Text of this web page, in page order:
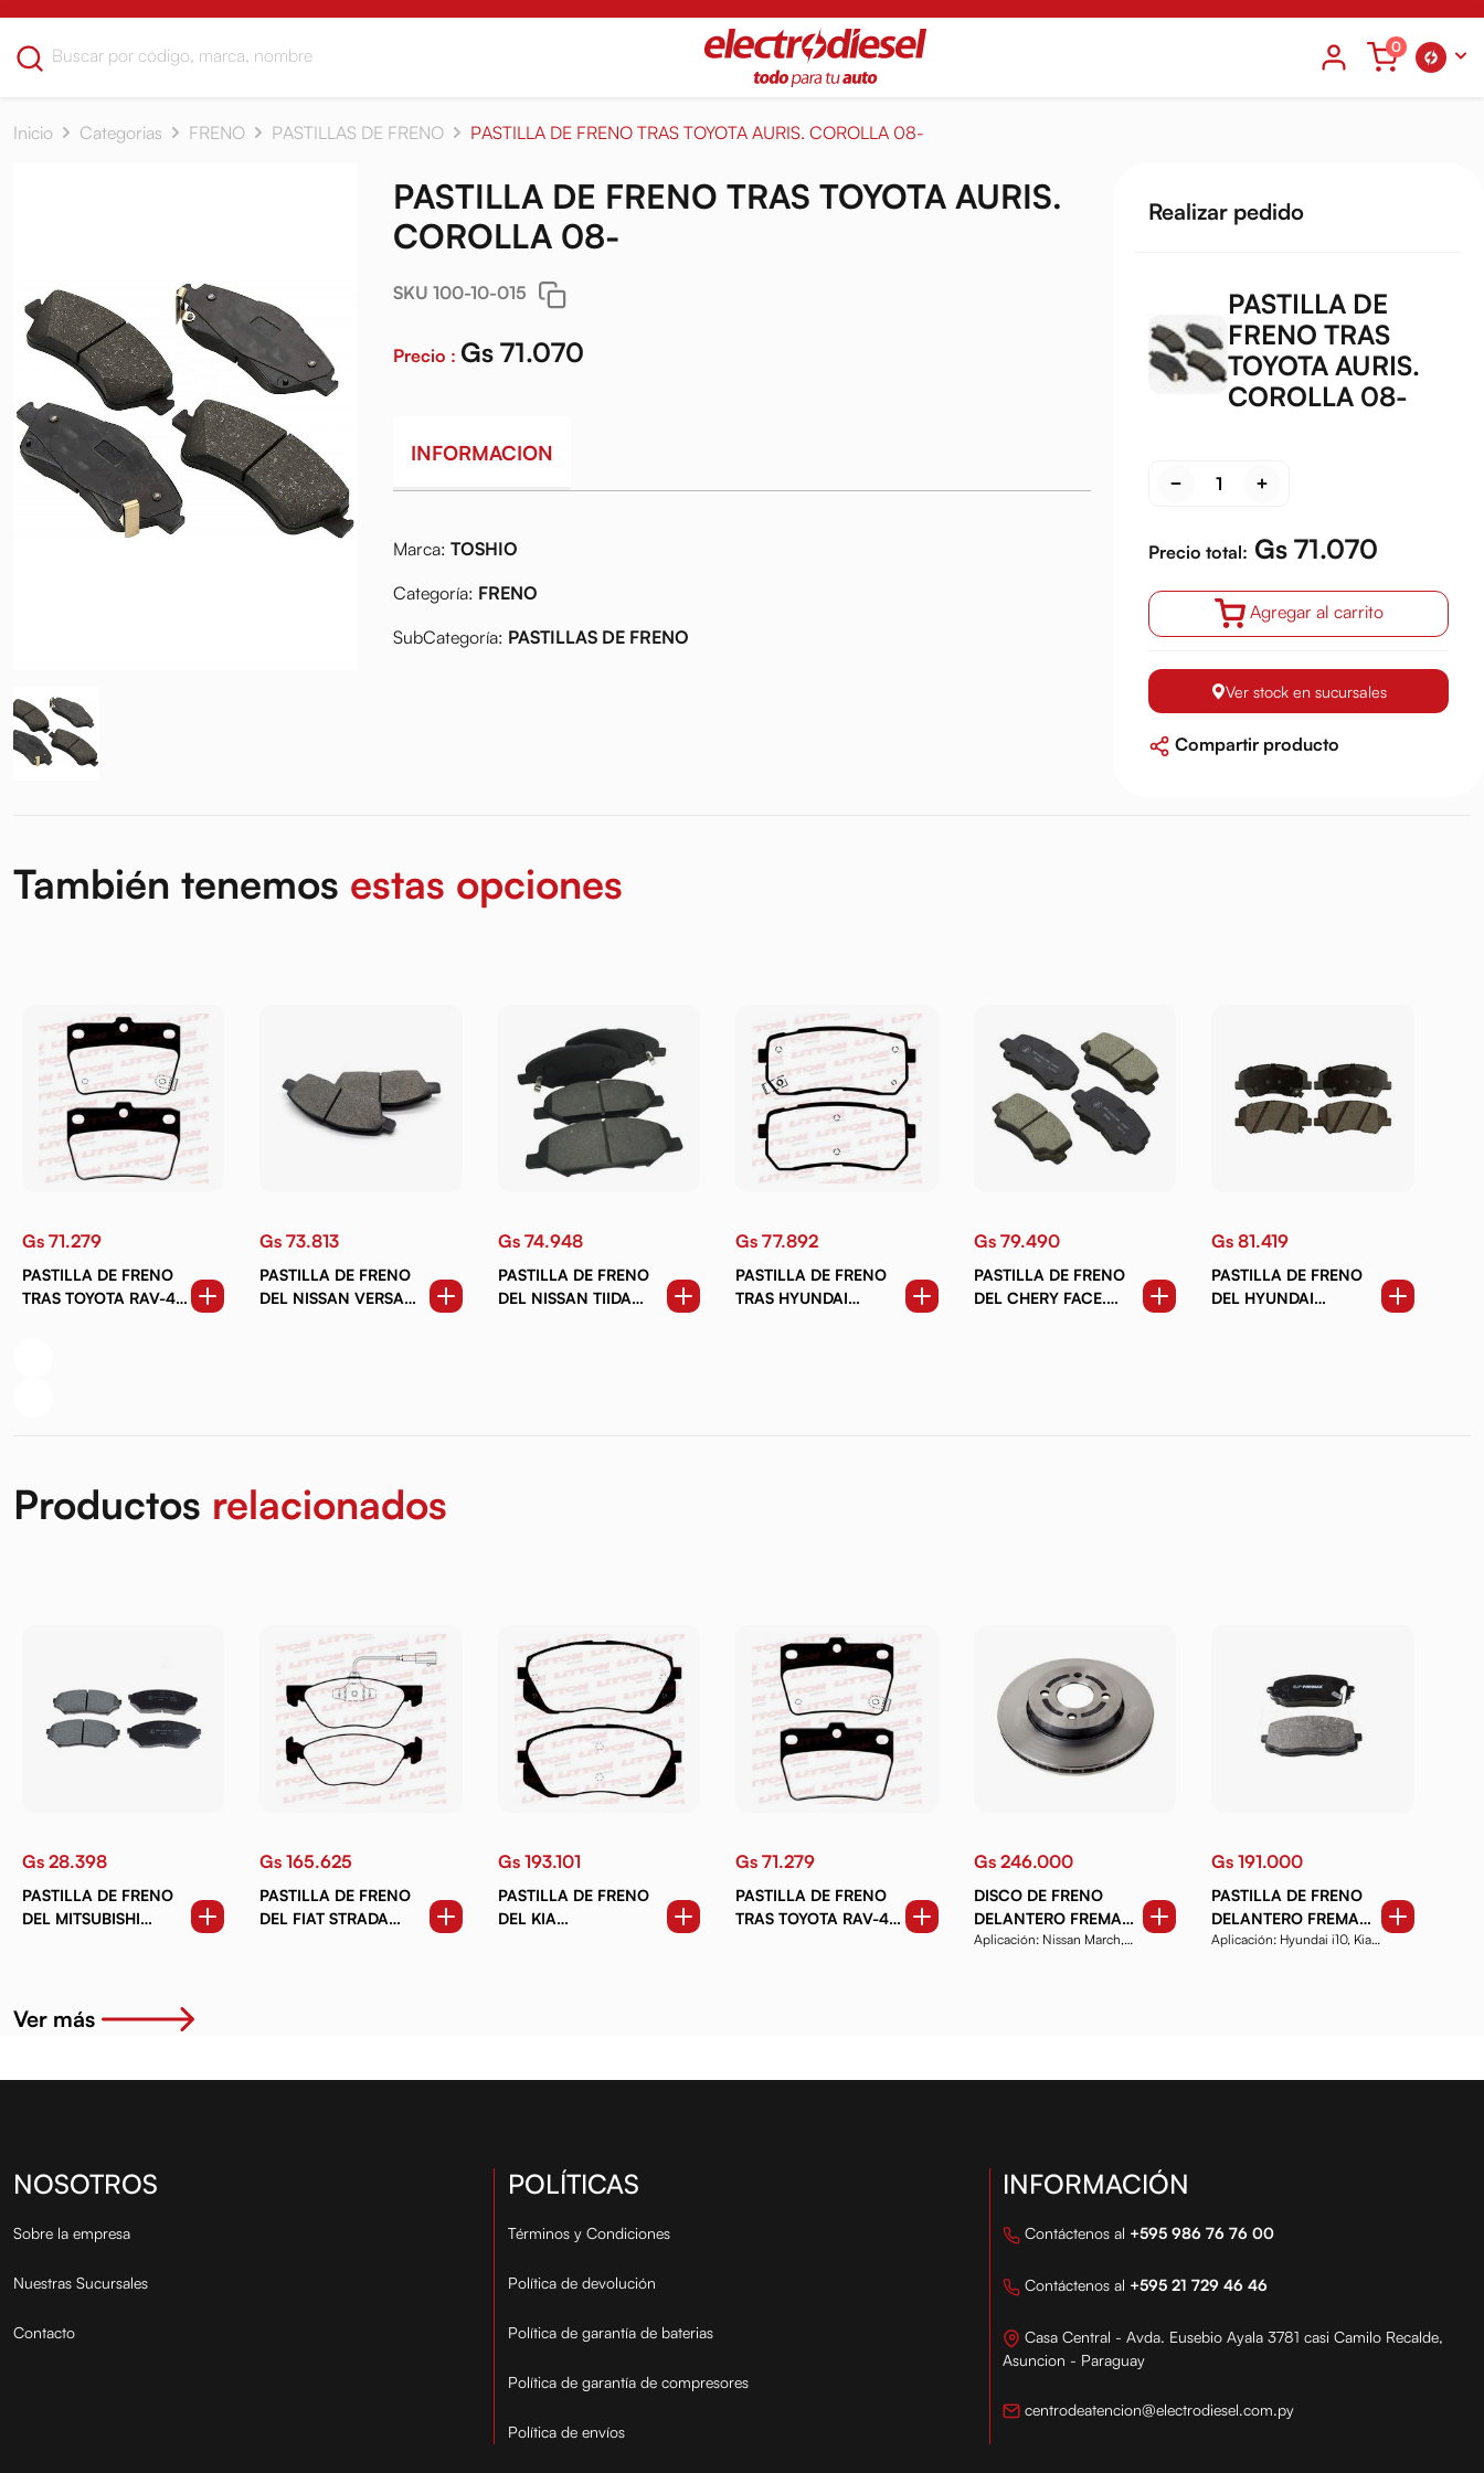
0
Inicio Categorias FRENO PASTILLAS DE FRENO PASTILLA DE FRENO TRAS TOYOTA AURIS. COROLLA 08-
PASTILLA DE FRENO TRAS TOYOTA AURIS.
COROLLA 08-
SKU 100-10-015
Precio : Gs 71.070
INFORMACION
Marca: TOSHIO
Categoría: FRENO
SubCategoría: PASTILLAS DE FRENO
Realizar pedido
PASTILLA DE
FRENO TRAS
TOYOTA AURIS.
COROLLA 08-
Precio total: Gs 71.070
Agregar al carrito
Ver stock en sucursales
Compartir producto
También tenemos estas opciones
Gs 71.279
PASTILLA DE FRENO
TRAS TOYOTA RAV-4
Gs 73.813
PASTILLA DE FRENO
DEL NISSAN VERSA
Gs 74.948
PASTILLA DE FRENO
DEL NISSAN TIIDA
Gs 77.892
PASTILLA DE FRENO
TRAS HYUNDAI
Gs 79.490
PASTILLA DE FRENO
DEL CHERY FACE.
Gs 81.419
PASTILLA DE FRENO
DEL HYUNDAI
Productos relacionados
Gs 28.398
PASTILLA DE FRENO
DEL MITSUBISHI
Gs 165.625
PASTILLA DE FRENO
DEL FIAT STRADA
Gs 193.101
PASTILLA DE FRENO
DEL KIA
Gs 71.279
PASTILLA DE FRENO
TRAS TOYOTA RAV-4
Gs 246.000
DISCO DE FRENO
DELANTERO FREMAX
BD4740
Aplicación: Nissan March,
Gs 191.000
PASTILLA DE FRENO
DELANTERO FREMAX
FBP1392
Aplicación: Hyundai i10, Kia
Ver más
NOSOTROS
Sobre la empresa
Nuestras Sucursales
Contacto
POLÍTICAS
Términos y Condiciones
Política de devolución
Política de garantía de baterias
Política de garantía de compresores
Política de envíos
INFORMACIÓN
Contáctenos al +595 986 76 76 00
Contáctenos al +595 21 729 46 46
Casa Central - Avda. Eusebio Ayala 3781 casi Camilo Recalde,
Asuncion - Paraguay
centrodeatencion@electrodiesel.com.py